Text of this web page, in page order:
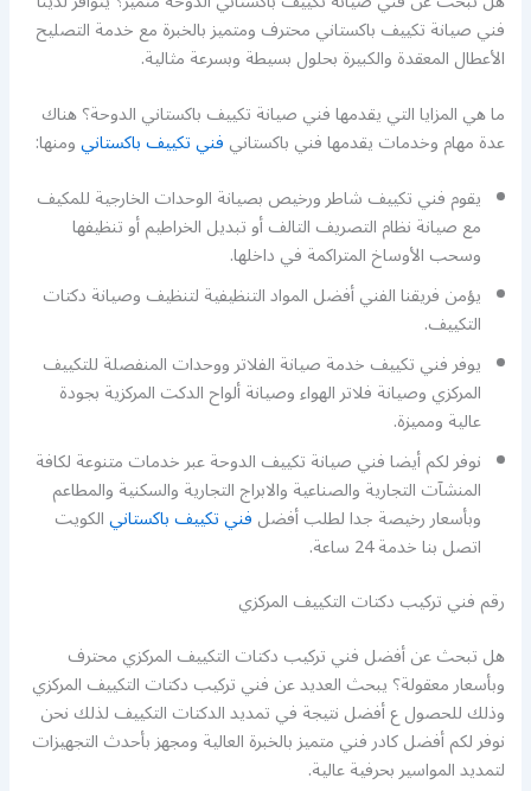
فني صيانة تكييف باكستاني محترف ومتميز بالخبرة مع خدمة التصليح
الأعطال المعقدة والكبيرة بحلول بسيطة وبسرعة مثالية.
ما هي المزايا التي يقدمها فني صيانة تكييف باكستاني الدوحة؟ هناك
عدة مهام وخدمات يقدمها فني باكستانيفني تكييف باكستانيومنها:
يقوم فني تكييف شاطر ورخيص بصيانة الوحدات الخارجية للمكيف
مع صيانة نظام التصريف التالف أو تبديل الخراطيم أو تنظيفها
وسحب الأوساخ المتراكمة في داخلها.
يؤمن فريقنا الفني أفضل المواد التنظيفية لتنظيف وصيانة دكتات
التكييف.
يوفر فني تكييف خدمة صيانة الفلاتر ووحدات المنفصلة للتكييف
المركزي وصيانة فلاتر الهواء وصيانة ألواح الدكت المركزية بجودة
عالية ومميزة.
نوفر لكم أيضا فني صيانة تكييف الدوحة عبر خدمات متنوعة لكافة
المنشآت التجارية والصناعية والابراج التجارية والسكنية والمطاعم
وبأسعار رخيصة جدا لطلب أفضلفني تكييف باكستانيالكويت
اتصل بنا خدمة 24 ساعة.
رقم فني تركيب دكتات التكييف المركزي
هل تبحث عن أفضل فني تركيب دكتات التكييف المركزي محترف
وبأسعار معقولة؟ يبحث العديد عن فني تركيب دكتات التكييف المركزي
وذلك للحصول ع أفضل نتيجة في تمديد الدكتات التكييف لذلك نحن
نوفر لكم أفضل كادر فني متميز بالخبرة العالية ومجهز بأحدث التجهيزات
لتمديد المواسير بحرفية عالية.